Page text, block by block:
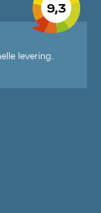
9,3
levering.